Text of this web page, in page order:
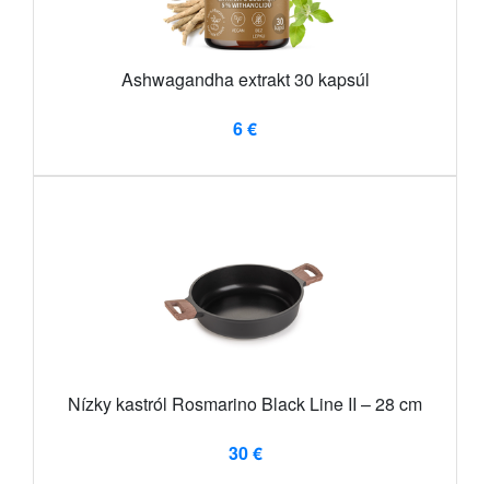
Ashwagandha extrakt 30 kapsúl
6 €
Nízky kastról Rosmarino Black Line II – 28 cm
30 €